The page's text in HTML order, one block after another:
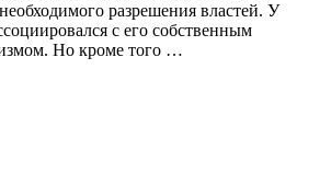
разрешения властей. У
с его собственным
Но кроме того …